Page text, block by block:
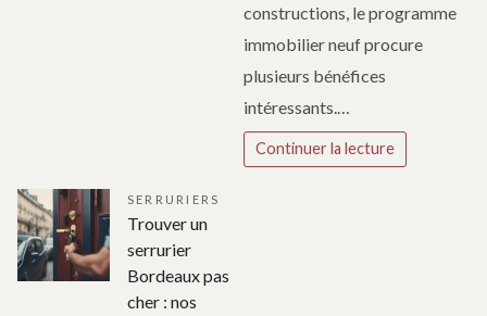
constructions, le programme
immobilier neuf procure
plusieurs bénéfices
intéressants.…
Continuer la lecture
SERRURIERS
Trouver un
serrurier
Bordeaux pas
cher : nos